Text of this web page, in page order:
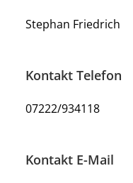
Stephan Friedrich
Kontakt Telefon
07222/934118
Kontakt E-Mail